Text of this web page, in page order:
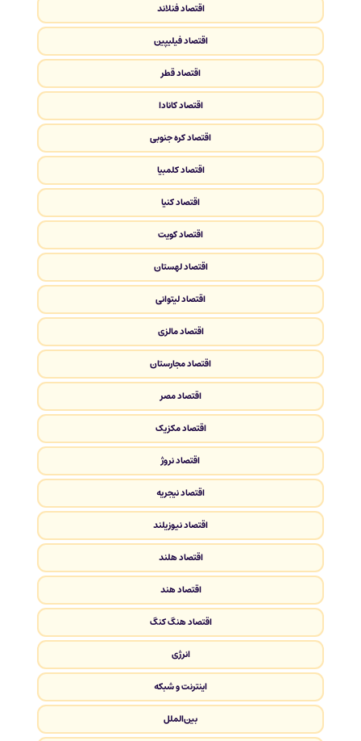
اقتصاد فنلاند
اقتصاد فیلیپین
اقتصاد قطر
اقتصاد کانادا
اقتصاد کره جنوبی
اقتصاد کلمبیا
اقتصاد کنیا
اقتصاد کویت
اقتصاد لهستان
اقتصاد لیتوانی
اقتصاد مالزی
اقتصاد مجارستان
اقتصاد مصر
اقتصاد مکزیک
اقتصاد نروژ
اقتصاد نیجریه
اقتصاد نیوزیلند
اقتصاد هلند
اقتصاد هند
اقتصاد هنگ کنگ
انرژی
اینترنت و شبکه
بین‌الملل